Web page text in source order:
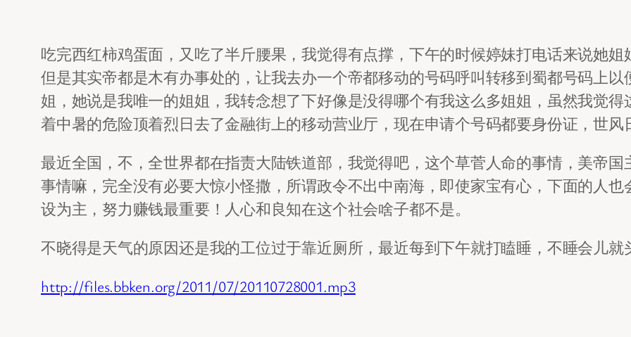
吃完西红柿鸡蛋面，又吃了半斤腰果，我觉得有点撑，下午的时候婷妹打电话来说她
但是其实帝都是木有办事处的，让我去办一个帝都移动的号码呼叫转移到蜀都号码上
姐，她说是我唯一的姐姐，我转念想了下好像是没得哪个有我这么多姐姐，虽然我觉
着中暑的危险顶着烈日去了金融街上的移动营业厅，现在申请个号码都要身份证，世风
最近全国，不，全世界都在指责大陆铁道部，我觉得吧，这个草菅人命的事情，美帝
事情嘛，完全没有必要大惊小怪撒，所谓政令不出中南海，即使家宝有心，下面的人
设为主，努力赚钱最重要！人心和良知在这个社会啥子都不是。
不晓得是天气的原因还是我的工位过于靠近厕所，最近每到下午就打瞌睡，不睡会儿就
http://files.bbken.org/2011/07/20110728001.mp3